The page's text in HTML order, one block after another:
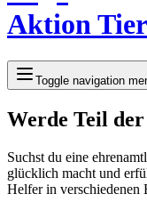
Aktion
Toggle navigation
Werde Teil
Suchst du eine
glücklich macht und
Helfer in verschiedenen